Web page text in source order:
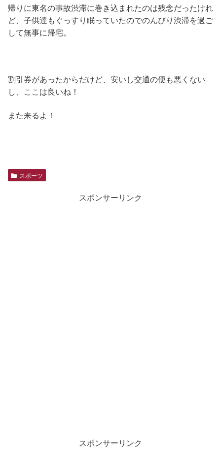
帰りに東名の事故渋滞に巻き込まれたのは残念だったけれ
ど、子供達もぐっすり眠っていたのでのんびり渋滞を過ご
して無事に帰宅。
割引券があったからだけど、安いし交通の便も悪くない
し、ここは良いね！
また来るよ！
スポーツ
スポンサーリンク
スポンサーリンク